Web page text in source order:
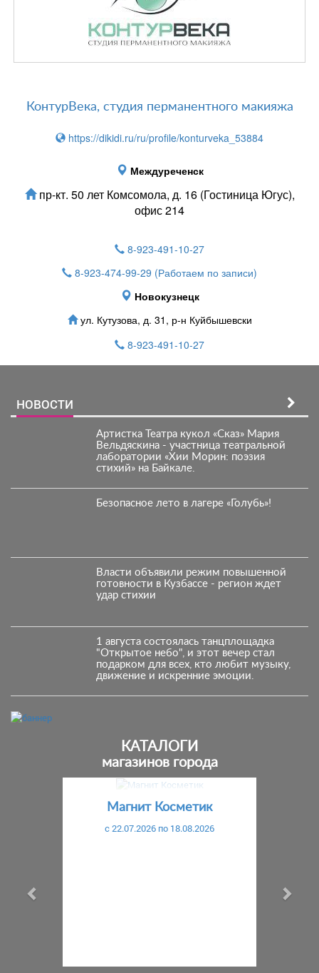
КонтурВека, студия перманентного макияжа
https://dikidi.ru/ru/profile/konturveka_53884
Междуреченск
пр-кт. 50 лет Комсомола, д. 16 (Гостиница Югус),
офис 214
8-923-491-10-27
8-923-474-99-29 (Работаем по записи)
Новокузнецк
ул. Кутузова, д. 31, р-н Куйбышевски
8-923-491-10-27
НОВОСТИ
Артистка Театра кукол «Сказ» Мария
Вельдяскина - участница театральной
лаборатории «Хии Морин: поэзия
стихий» на Байкале.
Безопасное лето в лагере «Голубь»!
Власти объявили режим повышенной
готовности в Кузбассе - регион ждет
удар стихии
1 августа состоялась танцплощадка
"Открытое небо", и этот вечер стал
подарком для всех, кто любит музыку,
движение и искренние эмоции.
КАТАЛОГИ
магазинов города
Магнит Косметик
c 22.07.2026 по 18.08.2026